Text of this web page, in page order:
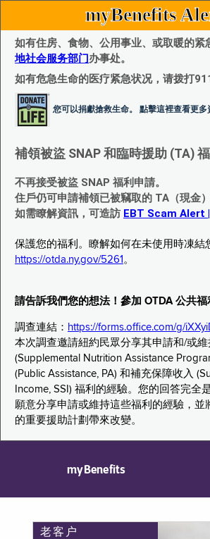
myBenefits
如有住房、食物、公用事业、或取暖的紧
地社会服务部门办事处。
如有危急生命的医疗紧急状况，请拨打911
您可以捐獻搶救生命。 點擊這裡查看更多
補領被盜 SNAP 和臨時援助 (TA)
不再接受被盜 SNAP 福利申請。
住戶仍可申請補領已被竊取的 TA（現金）
如需瞭解資訊，可造訪 EBT Scam Alert
保護您的福利。瞭解如何在未使用時凍結
https://otda.ny.gov/5261 。
請告訴我們您的想法！參加 OTDA 公共福
調查連結： https://forms.office.com/g/
本次調查邀請紐約民眾分享其申請和/或
(Supplemental Nutrition Assistance
(Public Assistance, PA) 和補充保障收入
Income, SSI) 福利的經驗。您的回答完全
願意分享申請或維持這些福利的經驗，並
的重要援助計劃帶來改變。
myBenefits
老客户